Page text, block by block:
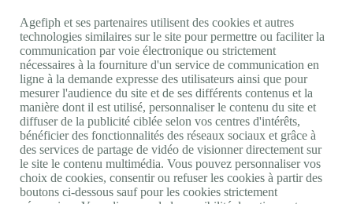
Nos autres sites
Site portail Agefiph
Activateur de progrès
Handinnov
Innovation et recherche
Université du RRH
Service AppuiPro
Nous suivre
Youtube
Agefiph et ses partenaires utilisent des cookies et autres
technologies similaires sur le site pour permettre ou faciliter la
communication par voie électronique ou strictement
nécessaires à la fourniture d'un service de communication en
ligne à la demande expresse des utilisateurs ainsi que pour
mesurer l'audience du site et de ses différents contenus et la
manière dont il est utilisé, personnaliser le contenu du site et
diffuser de la publicité ciblée selon vos centres d'intérêts,
bénéficier des fonctionnalités des réseaux sociaux et grâce à
des services de partage de vidéo de visionner directement sur
le site le contenu multimédia. Vous pouvez personnaliser vos
choix de cookies, consentir ou refuser les cookies à partir des
boutons ci-dessous sauf pour les cookies strictement